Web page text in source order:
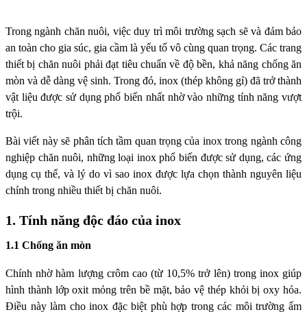
Trong ngành chăn nuôi, việc duy trì môi trường sạch sẽ và đảm bảo
an toàn cho gia súc, gia cầm là yếu tố vô cùng quan trọng. Các trang
thiết bị chăn nuôi phải đạt tiêu chuẩn về độ bền, khả năng chống ăn
mòn và dễ dàng vệ sinh. Trong đó, inox (thép không gỉ) đã trở thành
vật liệu được sử dụng phổ biến nhất nhờ vào những tính năng vượt
trội.
Bài viết này sẽ phân tích tầm quan trọng của inox trong ngành công
nghiệp chăn nuôi, những loại inox phổ biến được sử dụng, các ứng
dụng cụ thể, và lý do vì sao inox được lựa chọn thành nguyên liệu
chính trong nhiều thiết bị chăn nuôi.
1. Tính năng độc đáo của inox
1.1 Chống ăn mòn
Chính nhờ hàm lượng crôm cao (từ 10,5% trở lên) trong inox giúp
hình thành lớp oxit mỏng trên bề mặt, bảo vệ thép khỏi bị oxy hóa.
Điều này làm cho inox đặc biệt phù hợp trong các môi trường ẩm